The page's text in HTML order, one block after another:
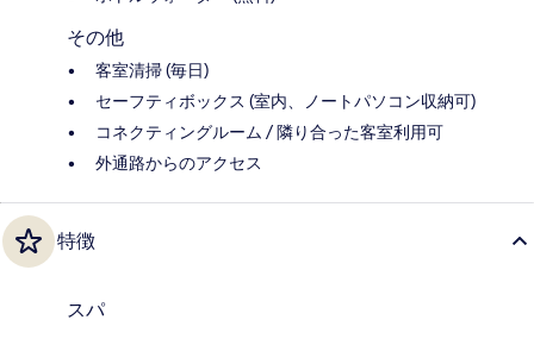
その他
客室清掃 (毎日)
セーフティボックス (室内、ノートパソコン収納可)
コネクティングルーム / 隣り合った客室利用可
外通路からのアクセス
特徴
スパ